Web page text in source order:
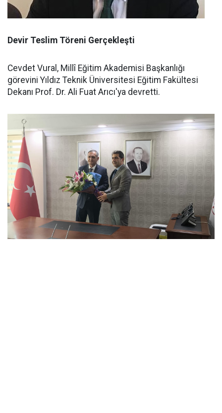
Devir Teslim Töreni Gerçekleşti
Cevdet Vural, Millî Eğitim Akademisi Başkanlığı
görevini Yıldız Teknik Üniversitesi Eğitim Fakültesi
Dekanı Prof. Dr. Ali Fuat Arıcı'ya devretti.